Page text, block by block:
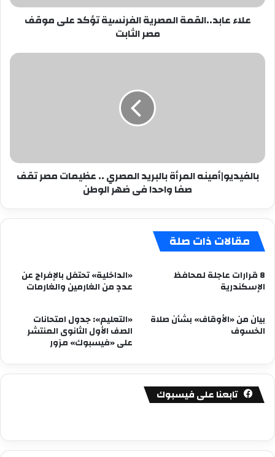
الثابت
علاء عابد..القمة المصرية الفرنسية تؤكد على موقف
مصر الثابت
بالفيديو|
تقف
صفا
بالفيديو|أمينه المرأة بالبريد المصري .. عظيمات مصر تقف
صفا واحدا فى ضهر الوطن
مقالات ذات صلة
8 قرارات عاجلة لمحافظ
الإسكندرية
«الداخلية» تحتفل بالإفراج عن
عددٍ من الغارمين والغارمات
بيان من «الأوقاف» بشأن صلاة
الخسوف
«التعليم»: جدول امتحانات
الصف الأول الثانوى المنتشر
على «فيسبوك» مزور
تابعنا على فيسبوك